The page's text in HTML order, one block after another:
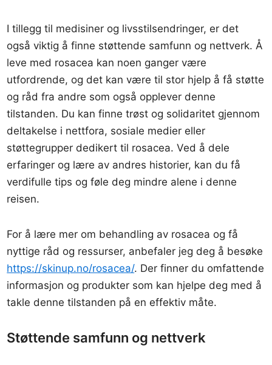
I tillegg til medisiner og livsstilsendringer, er det
også viktig å finne støttende samfunn og nettverk. Å
leve med rosacea kan noen ganger være
utfordrende, og det kan være til stor hjelp å få støtte
og råd fra andre som også opplever denne
tilstanden. Du kan finne trøst og solidaritet gjennom
deltakelse i nettfora, sosiale medier eller
støttegrupper dedikert til rosacea. Ved å dele
erfaringer og lære av andres historier, kan du få
verdifulle tips og føle deg mindre alene i denne
reisen.
For å lære mer om behandling av rosacea og få
nyttige råd og ressurser, anbefaler jeg deg å besøke
https://skinup.no/rosacea/. Der finner du omfattende
informasjon og produkter som kan hjelpe deg med å
takle denne tilstanden på en effektiv måte.
Støttende samfunn og nettverk